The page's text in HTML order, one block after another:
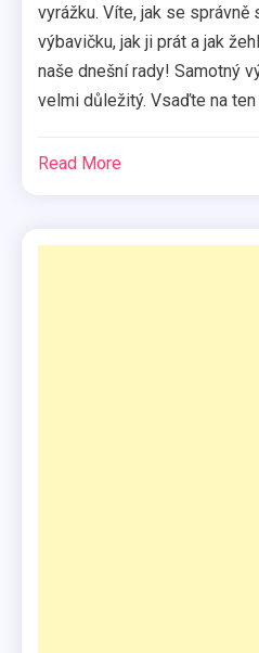
vyrážku. Víte, jak se správně
výbavičku, jak ji prát a jak
naše dnešní rady! Samotný
velmi důležitý. Vsaďte na
Read More